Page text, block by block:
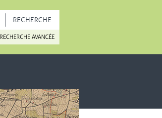
RECHERCHE AVANCÉE